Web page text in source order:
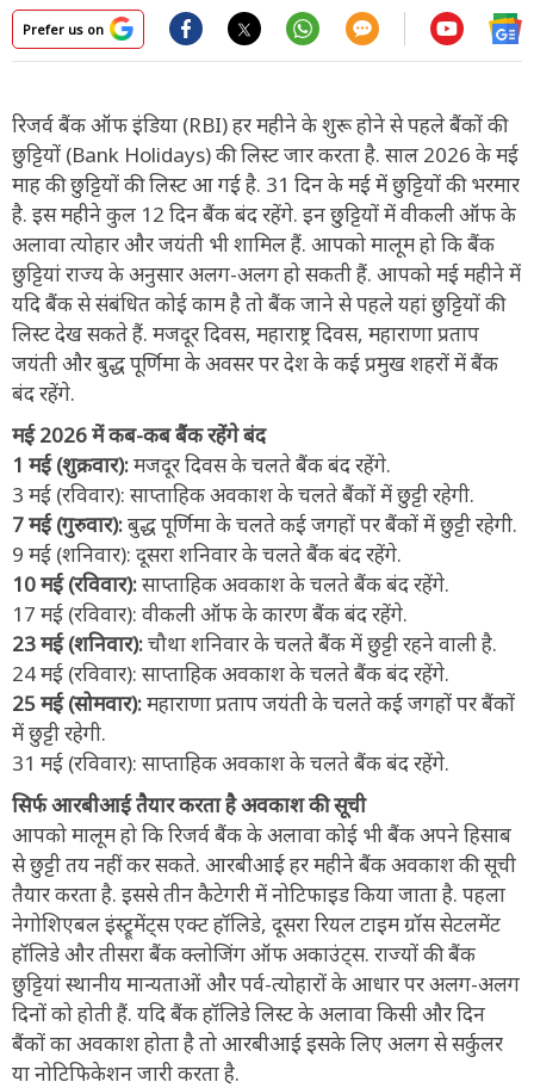
Prefer us on
रिजर्व बैंक ऑफ इंडिया (RBI) हर महीने के शुरू होने से पहले बैंकों की
छुट्टियों (Bank Holidays) की लिस्ट जार करता है. साल 2026 के मई
माह की छुट्टियों की लिस्ट आ गई है. 31 दिन के मई में छुट्टियों की भरमार
है. इस महीने कुल 12 दिन बैंक बंद रहेंगे. इन छु्ट्टियों में वीकली ऑफ के
अलावा त्योहार और जयंती भी शामिल हैं. आपको मालूम हो कि बैंक
छुट्टियां राज्य के अनुसार अलग-अलग हो सकती हैं. आपको मई महीने में
यदि बैंक से संबंधित कोई काम है तो बैंक जाने से पहले यहां छुट्टियों की
लिस्ट देख सकते हैं. मजदूर दिवस, महाराष्ट्र दिवस, महाराणा प्रताप
जयंती और बुद्ध पूर्णिमा के अवसर पर देश के कई प्रमुख शहरों में बैंक
बंद रहेंगे.
मई 2026 में कब-कब बैंक रहेंगे बंद
1 मई (शुक्रवार):मजदूर दिवस के चलते बैंक बंद रहेंगे.
3 मई (रविवार): साप्ताहिक अवकाश के चलते बैंकों में छुट्टी रहेगी.
7 मई (गुरुवार):बुद्ध पूर्णिमा के चलते कई जगहों पर बैंकों में छुट्टी रहेगी.
9 मई (शनिवार): दूसरा शनिवार के चलते बैंक बंद रहेंगे.
10 मई (रविवार):साप्ताहिक अवकाश के चलते बैंक बंद रहेंगे.
17 मई (रविवार): वीकली ऑफ के कारण बैंक बंद रहेंगे.
23 मई (शनिवार):चौथा शनिवार के चलते बैंक में छुट्टी रहने वाली है.
24 मई (रविवार): साप्ताहिक अवकाश के चलते बैंक बंद रहेंगे.
25 मई (सोमवार):महाराणा प्रताप जयंती के चलते कई जगहों पर बैंकों
में छुट्टी रहेगी.
31 मई (रविवार): साप्ताहिक अवकाश के चलते बैंक बंद रहेंगे.
सिर्फ आरबीआई तैयार करता है अवकाश की सूची
आपको मालूम हो कि रिजर्व बैंक के अलावा कोई भी बैंक अपने हिसाब
से छुट्टी तय नहीं कर सकते. आरबीआई हर महीने बैंक अवकाश की सूची
तैयार करता है. इससे तीन कैटेगरी में नोटिफाइड किया जाता है. पहला
नेगोशिएबल इंस्ट्रूमेंट्स एक्ट हॉलिडे, दूसरा रियल टाइम ग्रॉस सेटलमेंट
हॉलिडे और तीसरा बैंक क्लोजिंग ऑफ अकाउंट्स. राज्यों की बैंक
छुट्टियां स्थानीय मान्यताओं और पर्व-त्योहारों के आधार पर अलग-अलग
दिनों को होती हैं. यदि बैंक हॉलिडे लिस्ट के अलावा किसी और दिन
बैंकों का अवकाश होता है तो आरबीआई इसके लिए अलग से सर्कुलर
या नोटिफिकेशन जारी करता है.